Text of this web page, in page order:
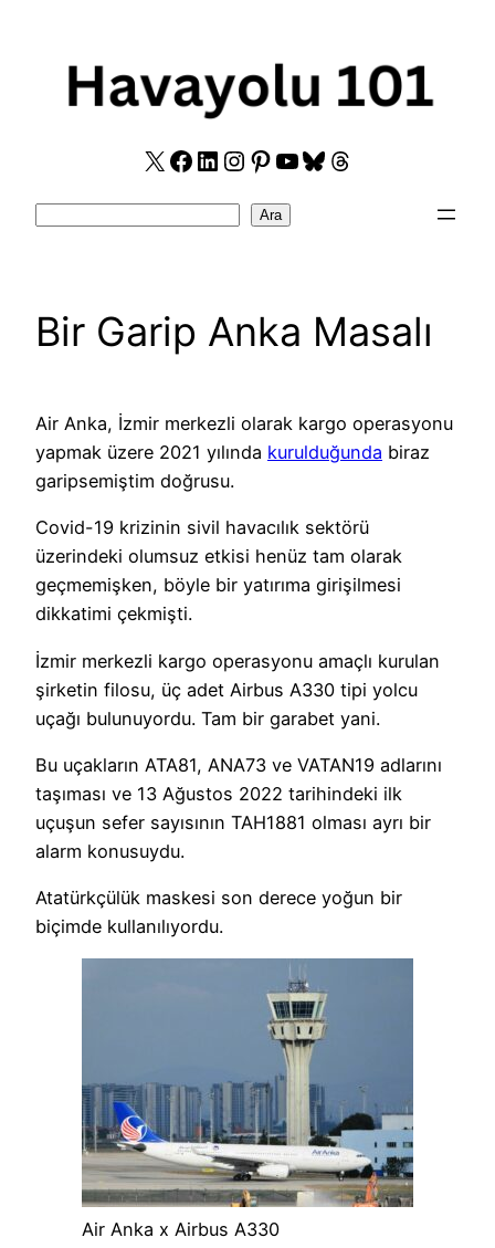
X Facebook
LinkedIn
Instagram
Pinterest
YouTube
Bluesky
Threads
Ara
Bir Garip Anka Masalı
Air Anka, İzmir merkezli olarak kargo operasyonu
yapmak üzere 2021 yılında kurulduğunda biraz
garipsemiştim doğrusu.
Covid-19 krizinin sivil havacılık sektörü
üzerindeki olumsuz etkisi henüz tam olarak
geçmemişken, böyle bir yatırıma girişilmesi
dikkatimi çekmişti.
İzmir merkezli kargo operasyonu amaçlı kurulan
şirketin filosu, üç adet Airbus A330 tipi yolcu
uçağı bulunuyordu. Tam bir garabet yani.
Bu uçakların ATA81, ANA73 ve VATAN19 adlarını
taşıması ve 13 Ağustos 2022 tarihindeki ilk
uçuşun sefer sayısının TAH1881 olması ayrı bir
alarm konusuydu.
Atatürkçülük maskesi son derece yoğun bir
biçimde kullanılıyordu.
Air Anka x Airbus A330